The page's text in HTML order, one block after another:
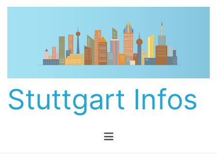
Zum
Stuttgart Infos